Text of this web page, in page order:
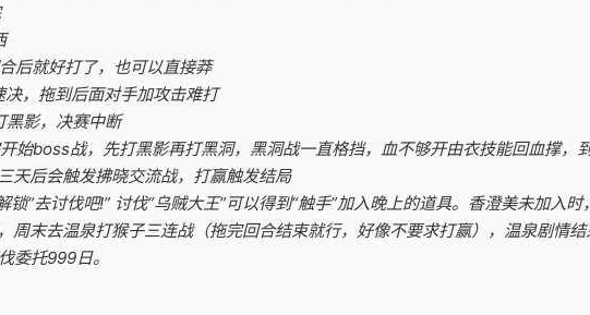
后就好打了，也可以直接莽
，拖到后面对手加攻击难打
影，决赛中断
始boss战，先打黑影再打黑洞，黑洞战一直格挡，血不够开由衣技能回血撑，
天后会触发拂晓交流战，打赢触发结局
“去讨伐吧!” 讨伐“乌贼大王”可以得到“触手”加入晚上的道具。香澄美未加入
周末去温泉打猴子三连战（拖完回合结束就行，好像不要求打赢），温泉剧情
委托999日。